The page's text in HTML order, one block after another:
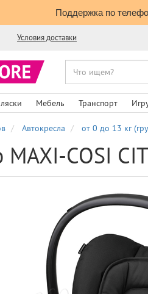
Поддержка по
Условия доставки
Мебель Транспорт
Автокресла от 0 до 13 кг
COSI